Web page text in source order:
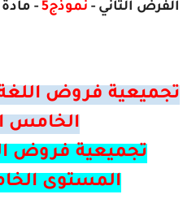
الفرض الثاني - نموذج5 - مادة
تجميعية فروض
الخامس
تجميعية فروض
المستوى